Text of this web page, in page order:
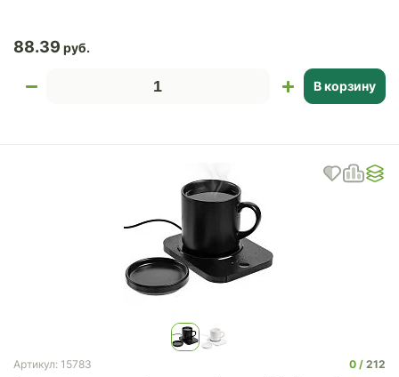
88.39
В корзину
Артикул: 15783 0
212